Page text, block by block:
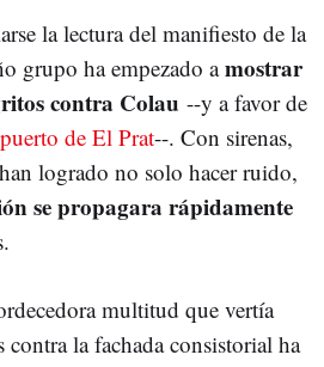
la lectura del manifiesto de la
grupo ha empezado amostrar
contra Colau --y a favor de
de El Prat--. Con sirenas,
logrado no solo hacer ruido,
se propagara rápidamente
multitud que vertía
la fachada consistorial ha